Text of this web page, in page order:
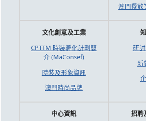
澳門餐飲
文化創意及工業
CPTTM 時裝孵化計劃簡
介 (MaConsef)
時裝及形象資訊
澳門時尚品牌
研
新
中心資訊
招聘